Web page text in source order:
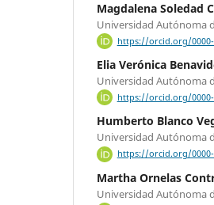
Magdalena Soledad
Universidad Autónoma
https://orcid.org/0000-
Elia Verónica
Universidad Autónoma
https://orcid.org/0000-
Humberto Blanco
Universidad Autónoma
https://orcid.org/0000-
Martha Ornelas
Universidad Autónoma